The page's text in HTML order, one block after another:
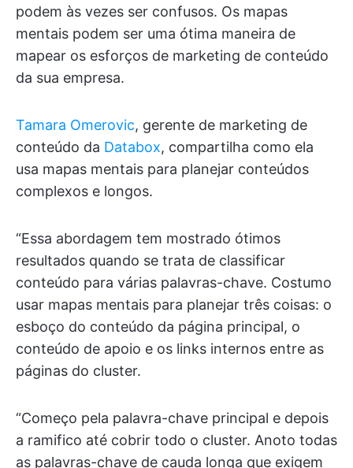
podem às vezes ser confusos. Os mapas
mentais podem ser uma ótima maneira de
mapear os esforços de marketing de conteúdo
da sua empresa.
Tamara Omerovic, gerente de marketing de
conteúdo da Databox, compartilha como ela
usa mapas mentais para planejar conteúdos
complexos e longos.
“Essa abordagem tem mostrado ótimos
resultados quando se trata de classificar
conteúdo para várias palavras-chave. Costumo
usar mapas mentais para planejar três coisas: o
esboço do conteúdo da página principal, o
conteúdo de apoio e os links internos entre as
páginas do cluster.
“Começo pela palavra-chave principal e depois
a ramifico até cobrir todo o cluster. Anoto todas
as palavras-chave de cauda longa que exigem